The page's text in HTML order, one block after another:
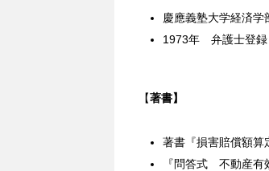
慶應義塾大学経済学
1973年 弁護士登録
【著書】
著書『損害賠償額算
『問答式 不動産有